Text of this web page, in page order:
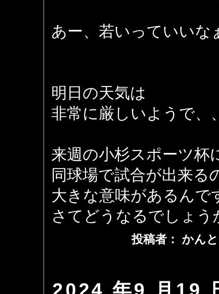
あー、若いっていいな
明日の天気は
非常に厳しいようで、
来週の小杉スポーツ杯
同球場で試合が出来る
大きな意味があるんで
さてどうなるでしょう
投稿者： かん